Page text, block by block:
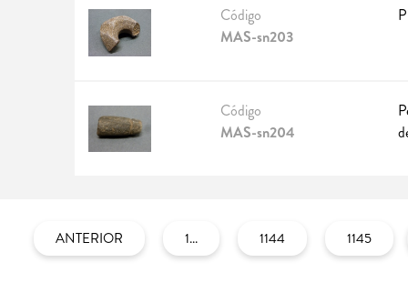
Código
MAS-sn203
Código
MAS-sn204
ANTERIOR 1... 1144 1145